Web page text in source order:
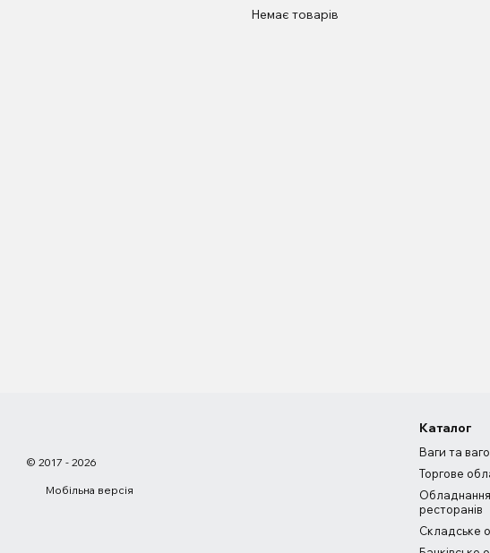
Немає товарів
© 2017 - 2026
Мобільна версія
Каталог
Ваги та
Торгове
ресторанів
Складське